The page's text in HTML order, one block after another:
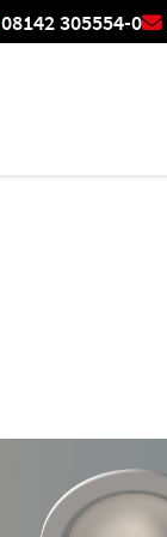
08142 305554-0